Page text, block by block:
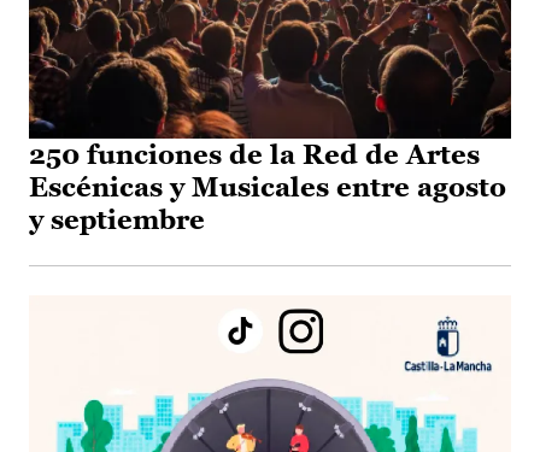
250 funciones de la Red de Artes
Escénicas y Musicales entre agosto
y septiembre